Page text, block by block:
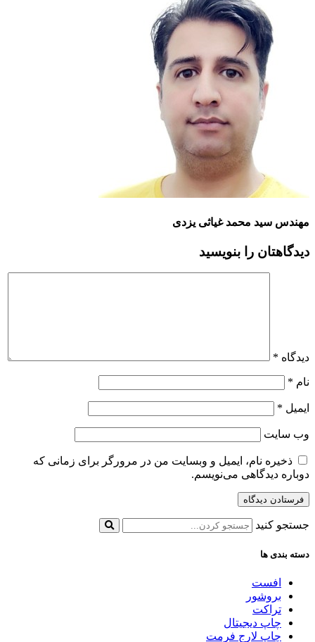
مهندس سید محمد غیاثی یزدی
دیدگاهتان را بنویسید
دیدگاه *
نام *
ایمیل *
وب‌ سایت
ذخیره نام، ایمیل و وبسایت من در مرورگر برای زمانی که
دوباره دیدگاهی می‌نویسم.
جستجو کنید
دسته بندی ها
افست
بروشور
تراکت
چاپ دیجیتال
چاپ لارج فرمت